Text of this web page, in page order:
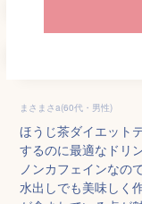
まさまさa(60代・男性)
ほうじ茶ダイエット
するのに最適なドリ
ノンカフェインなの
水出しでも美味しく